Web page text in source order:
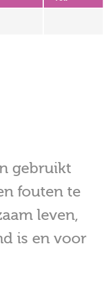
gebruikt
fouten te
leven,
is en voor